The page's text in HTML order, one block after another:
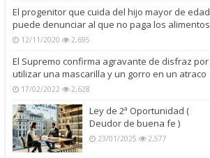
El progenitor que cuida del hijo mayor de edad
puede denunciar al que no paga los alimentos
12/11/2020 2,695
El Supremo confirma agravante de disfraz por
utilizar una mascarilla y un gorro en un atraco
17/02/2022 2,628
Ley de 2ª Oportunidad (
Deudor de buena fe )
23/01/2025 2,577